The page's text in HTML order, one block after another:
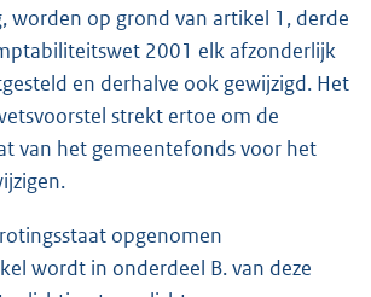
worden op grond van artikel 1, derde
2001 elk afzonderlijk
en derhalve ook gewijzigd. Het
strekt ertoe om de
van het gemeentefonds voor het
opgenomen
wordt in onderdeel B. van deze